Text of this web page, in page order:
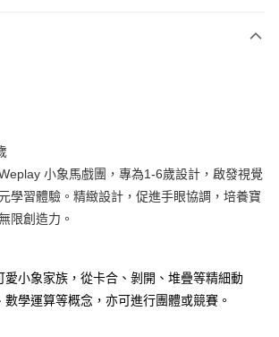
明】
提供，台灣大哥大用戶可立即使用無須另外申請。
付你分期」，訂單成立後會自動跳轉到大哥付的交易
期數及費用金額請依後續交易確認頁面所載為準。
如未前往確認交易或遇審核未通過，訂單將自動取
未通過狀況，表示未達大哥付你分期系統評分，恕無
收到商品之後才付款」的支付方式。 讓您購物簡單
員、不需綁卡、不需儲值。
碼，簡訊認證，即可結帳。
小象馬戲團，專為1-6歲設計，啟發視覺
學習體驗。精緻設計，促進手眼協調，培養寶
限創造力。
愛小象家族，從卡合、剝開、堆疊等精細動
學運算等概念，亦可進行團體或競賽。